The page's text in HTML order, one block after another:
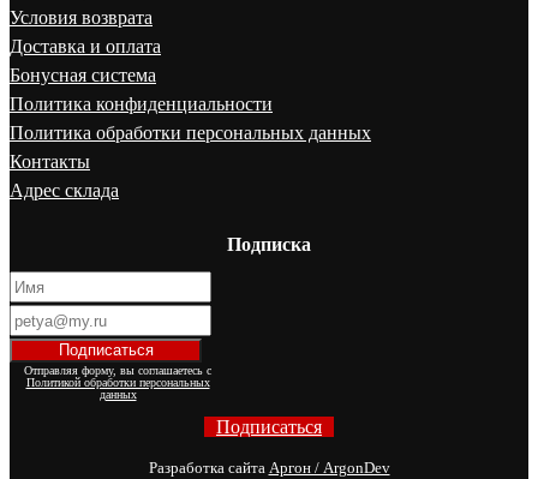
Условия возврата
Доставка и оплата
Бонусная система
Политика конфиденциальности
Политика обработки персональных данных
Контакты
Адрес склада
Подписка
Отправляя форму, вы соглашаетесь с
Политикой обработки персональных
данных
Подписаться
Разработка сайта Аргон / ArgonDev